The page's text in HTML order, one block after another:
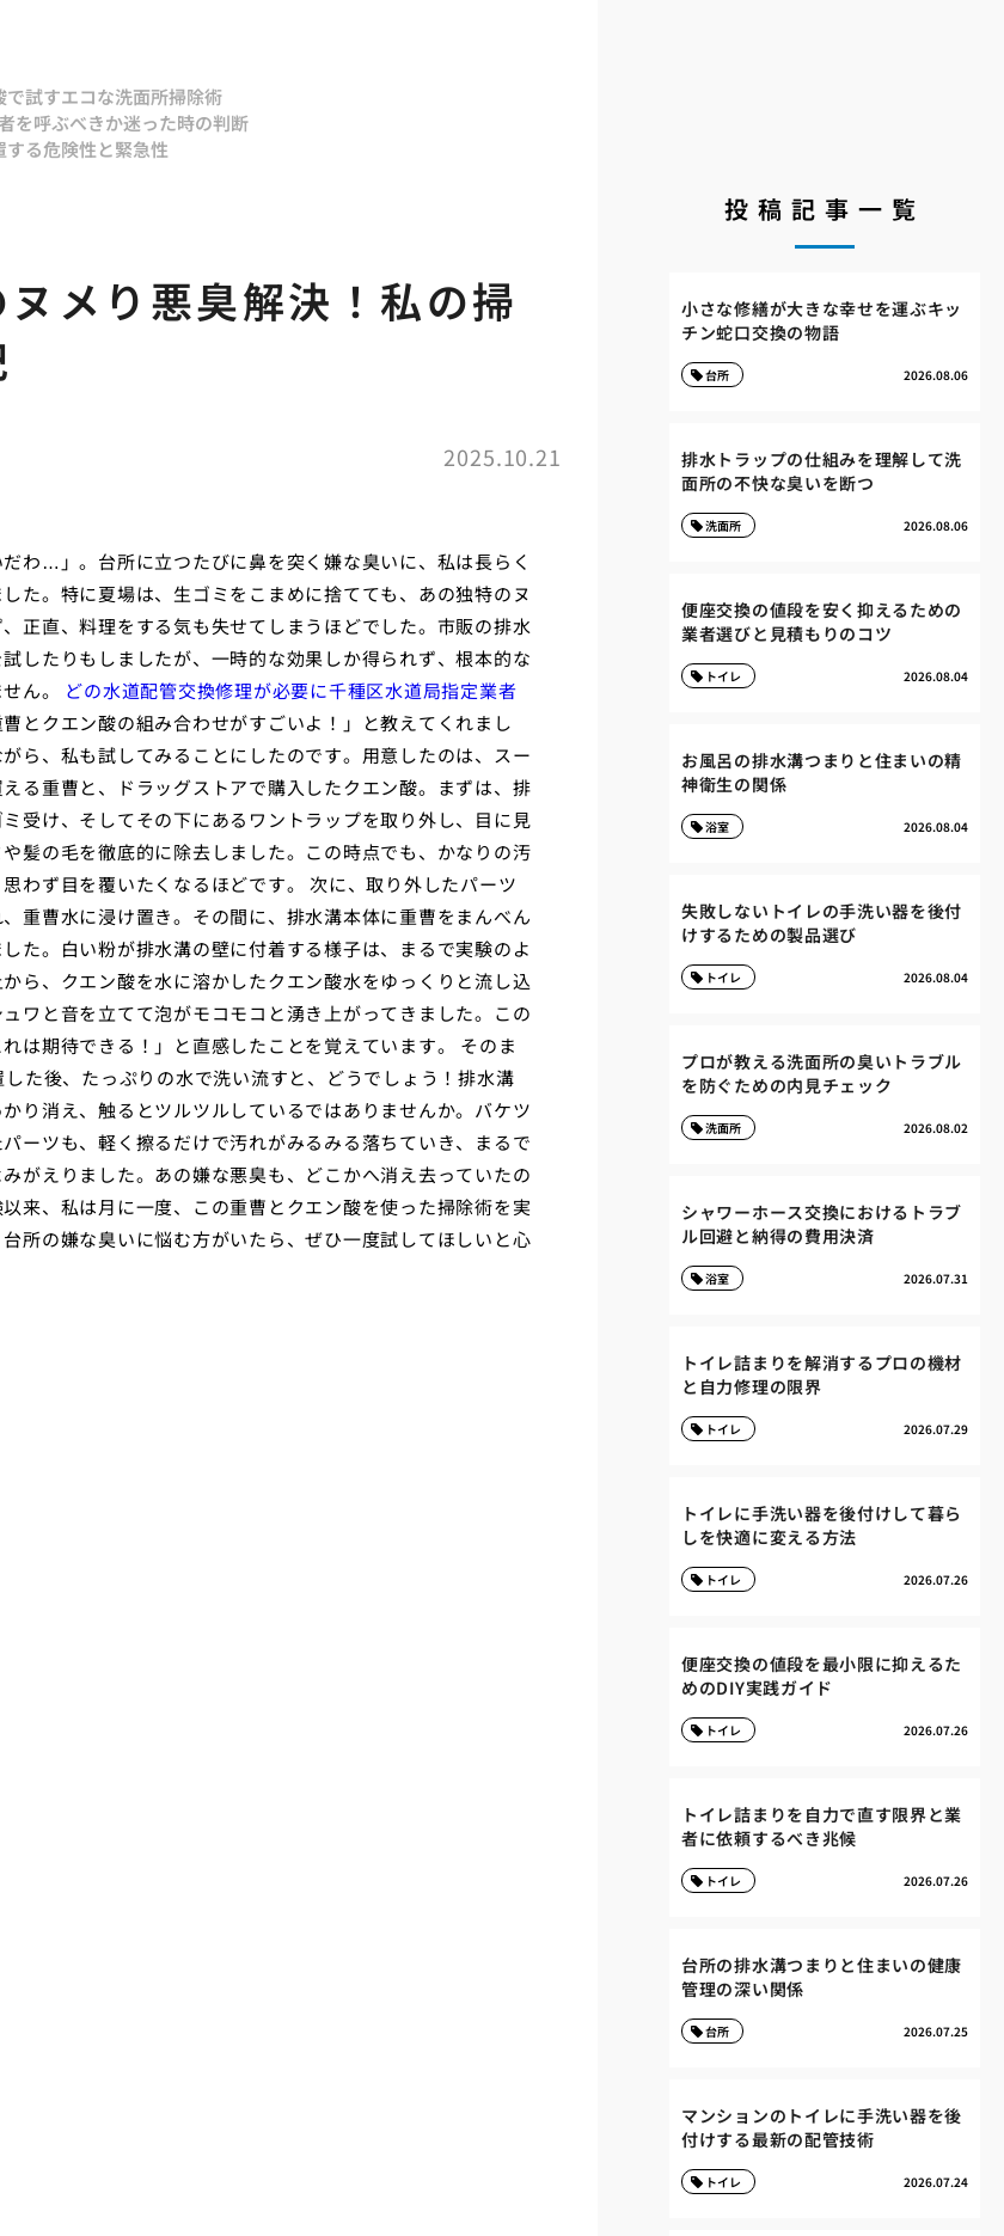
で試すエコな洗面所掃除術
を呼ぶべきか迷った時の判断
る危険性と緊急性
メり悪臭解決！私の掃
2025.10.21
だわ…」。台所に立つたびに鼻を突く嫌な臭いに、私は長らく
た。特に夏場は、生ゴミをこまめに捨てても、あの独特のヌ
正直、料理をする気も失せてしまうほどでした。市販の排水
したりもしましたが、一時的な効果しか得られず、根本的な
ん。 どの水道配管交換修理が必要に千種区水道局指定業者
とクエン酸の組み合わせがすごいよ！」と教えてくれまし
ら、私も試してみることにしたのです。用意したのは、スー
る重曹と、ドラッグストアで購入したクエン酸。まずは、排
受け、そしてその下にあるワントラップを取り外し、目に見
髪の毛を徹底的に除去しました。この時点でも、かなりの汚
わず目を覆いたくなるほどです。 次に、取り外したパーツ
重曹水に浸け置き。その間に、排水溝本体に重曹をまんべん
た。白い粉が排水溝の壁に付着する様子は、まるで実験のよ
ら、クエン酸を水に溶かしたクエン酸水をゆっくりと流し込
ワと音を立てて泡がモコモコと湧き上がってきました。この
は期待できる！」と直感したことを覚えています。 そのま
した後、たっぷりの水で洗い流すと、どうでしょう！排水溝
り消え、触るとツルツルしているではありませんか。バケツ
ーツも、軽く擦るだけで汚れがみるみる落ちていき、まるで
がえりました。あの嫌な悪臭も、どこかへ消え去っていたの
来、私は月に一度、この重曹とクエン酸を使った掃除術を実
所の嫌な臭いに悩む方がいたら、ぜひ一度試してほしいと心
投稿記事一覧
小さな修繕が大きな幸せを運ぶキッ
チン蛇口交換の物語
2026.08.06
台所
排水トラップの仕組みを理解して洗
面所の不快な臭いを断つ
2026.08.06
洗面所
便座交換の値段を安く抑えるための
業者選びと見積もりのコツ
2026.08.04
トイレ
お風呂の排水溝つまりと住まいの精
神衛生の関係
2026.08.04
浴室
失敗しないトイレの手洗い器を後付
けするための製品選び
2026.08.04
トイレ
プロが教える洗面所の臭いトラブル
を防ぐための内見チェック
2026.08.02
洗面所
シャワーホース交換におけるトラブ
ル回避と納得の費用決済
2026.07.31
浴室
トイレ詰まりを解消するプロの機材
と自力修理の限界
2026.07.29
トイレ
トイレに手洗い器を後付けして暮ら
しを快適に変える方法
2026.07.26
トイレ
便座交換の値段を最小限に抑えるた
めのDIY実践ガイド
2026.07.26
トイレ
トイレ詰まりを自力で直す限界と業
者に依頼するべき兆候
2026.07.26
トイレ
台所の排水溝つまりと住まいの健康
管理の深い関係
2026.07.25
台所
マンションのトイレに手洗い器を後
付けする最新の配管技術
2026.07.24
トイレ